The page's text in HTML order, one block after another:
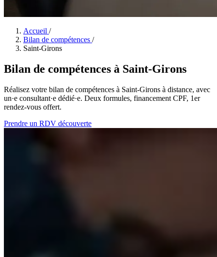
Accueil /
Bilan de compétences /
Saint-Girons
Bilan de compétences à Saint-Girons
Réalisez votre bilan de compétences à Saint-Girons à distance, avec
un·e consultant·e dédié·e. Deux formules, financement CPF, 1er
rendez-vous offert.
Prendre un RDV découverte